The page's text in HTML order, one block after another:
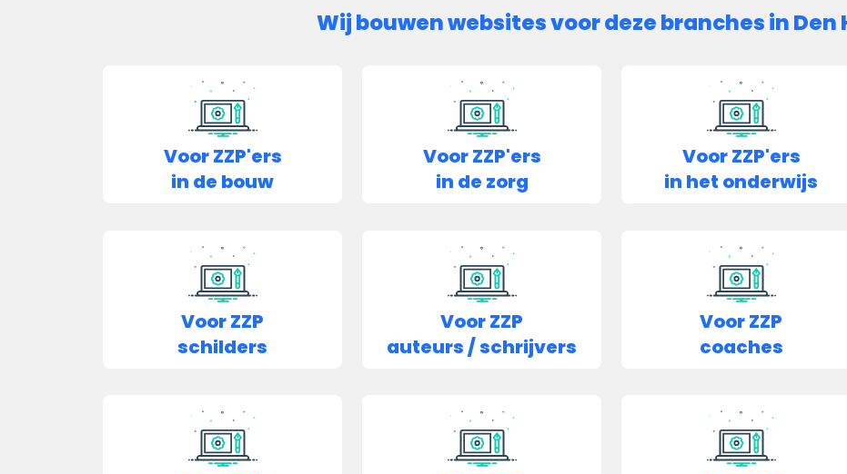
Wij bouwen websites voor deze branches in Den
Voor ZZP'ers
in de bouw
Voor ZZP'ers
in de zorg
Voor ZZP'ers
in het onderwijs
Voor ZZP
schilders
Voor ZZP
auteurs / schrijvers
Voor ZZP
coaches